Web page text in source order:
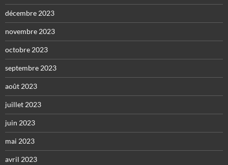
décembre 2023
novembre 2023
octobre 2023
septembre 2023
août 2023
juillet 2023
juin 2023
mai 2023
avril 2023